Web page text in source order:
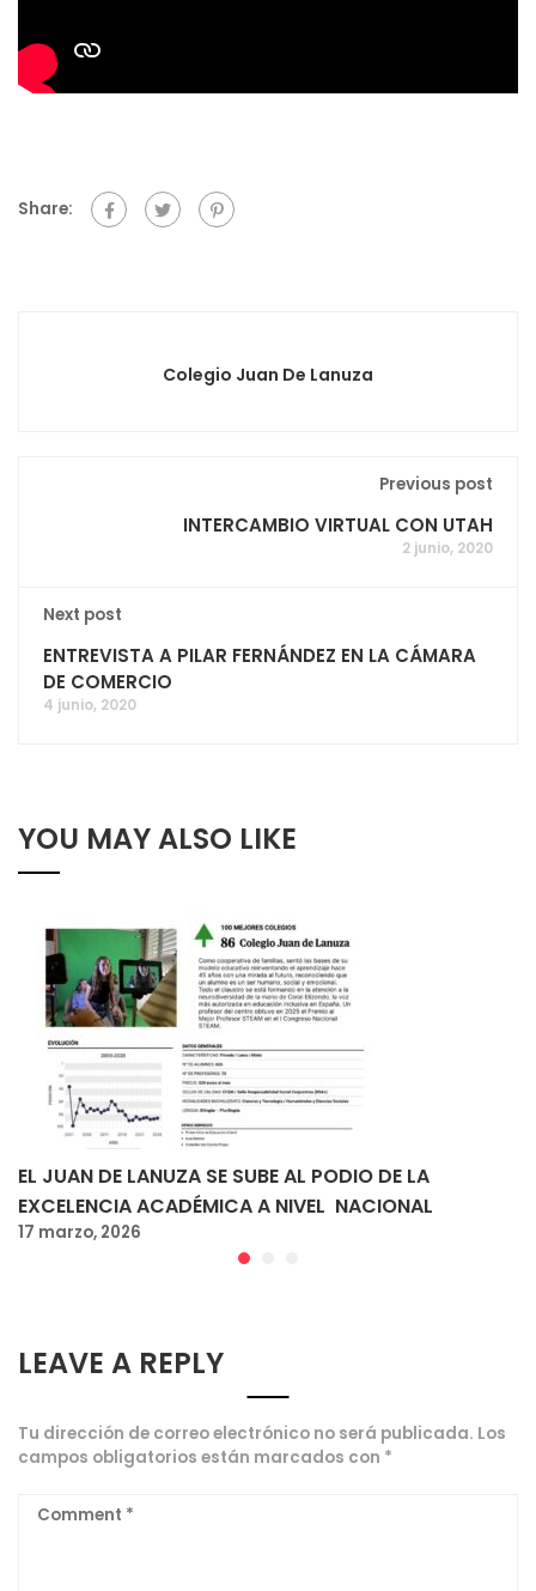
Share:
Colegio Juan De Lanuza
Previous post
INTERCAMBIO VIRTUAL CON UTAH
2 junio, 2020
Next post
ENTREVISTA A PILAR FERNÁNDEZ EN LA CÁMARA
DE COMERCIO
4 junio, 2020
YOU MAY ALSO LIKE
EL JUAN DE LANUZA SE SUBE AL PODIO DE LA
EXCELENCIA ACADÉMICA A NIVEL NACIONAL
17 marzo, 2026
LEAVE A REPLY
Tu dirección de correo electrónico no será publicada. Los
campos obligatorios están marcados con *